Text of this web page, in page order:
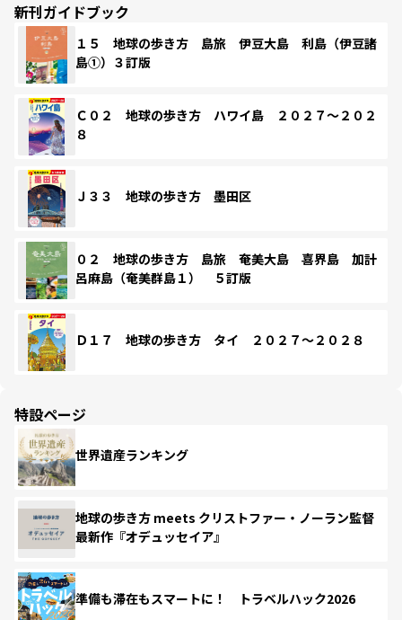
新刊ガイドブック
１５ 地球の歩き方 島旅 伊豆大島 利島（伊豆諸
島①）３訂版
Ｃ０２ 地球の歩き方 ハワイ島 ２０２７～２０２
８
Ｊ３３ 地球の歩き方 墨田区
０２ 地球の歩き方 島旅 奄美大島 喜界島 加計
呂麻島（奄美群島１） ５訂版
Ｄ１７ 地球の歩き方 タイ ２０２７～２０２８
特設ページ
世界遺産ランキング
地球の歩き方 meets クリストファー・ノーラン監督
最新作『オデュッセイア』
準備も滞在もスマートに！ トラベルハック2026